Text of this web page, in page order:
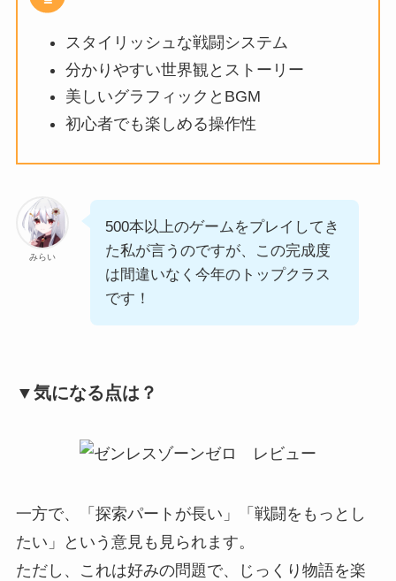
スタイリッシュな戦闘システム
分かりやすい世界観とストーリー
美しいグラフィックとBGM
初心者でも楽しめる操作性
みらい
500本以上のゲームをプレイしてき
た私が言うのですが、この完成度
は間違いなく今年のトップクラス
です！
▼気になる点は？
一方で、「探索パートが長い」「戦闘をもっとし
たい」という意見も見られます。
ただし、これは好みの問題で、じっくり物語を楽